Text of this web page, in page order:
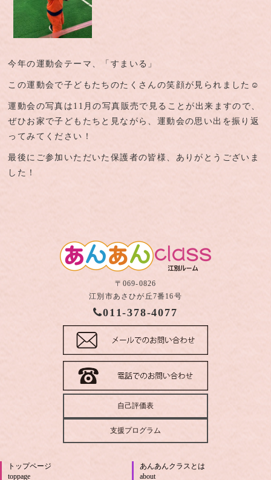
今年の運動会テーマ、「すまいる」
この運動会で子どもたちのたくさんの笑顔が見られました☺
運動会の写真は11月の写真販売で見ることが出来ますので、
ぜひお家で子どもたちと見ながら、運動会の思い出を振り返
ってみてください！
最後にご参加いただいた保護者の皆様、ありがとうございま
した！
〒069-0826
江別市あさひが丘7番16号
011-378-4077
自己評価表
支援プログラム
トップページ
toppage
あんあんクラスとは
about